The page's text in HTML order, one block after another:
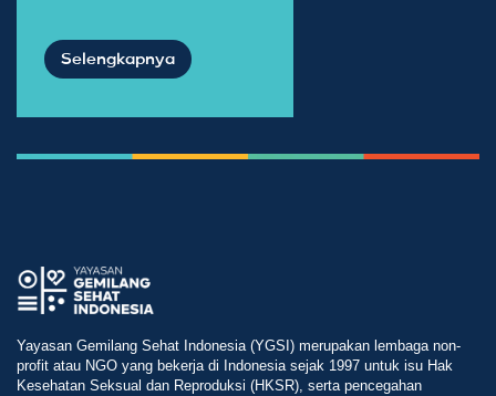
Selengkapnya
Yayasan Gemilang Sehat Indonesia (YGSI) merupakan lembaga non-
profit atau NGO yang bekerja di Indonesia sejak 1997 untuk isu Hak
Kesehatan Seksual dan Reproduksi (HKSR), serta pencegahan